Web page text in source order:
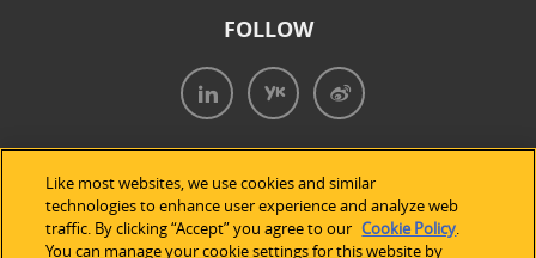
FOLLOW
Like most websites, we use cookies and similar
technologies to enhance user experience and analyze web
traffic. By clicking “Accept” you agree to our Cookie Policy.
You can manage your cookie settings for this website by